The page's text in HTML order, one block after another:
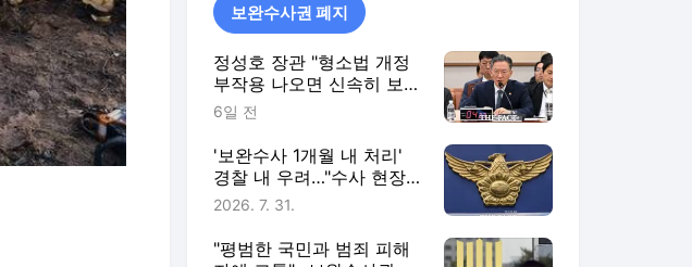
보완수사권 폐지
정성호 장관 "형소법 개정
부작용 나오면 신속히 보완
·수정"
6일 전
'보완수사 1개월 내 처리'
경찰 내 우려…"수사 현장
과 괴리"
2026. 7. 31.
"평범한 국민과 범죄 피해